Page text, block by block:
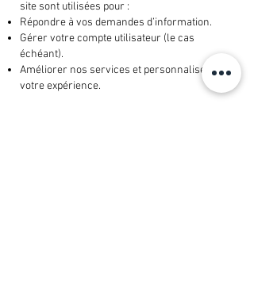
site sont utilisées pour :
Répondre à vos demandes d’information.
Gérer votre compte utilisateur (le cas
échéant).
Améliorer nos services et personnaliser
votre expérience.